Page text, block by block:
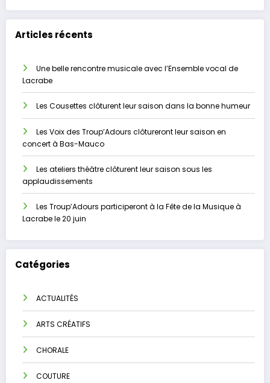
Articles récents
Une belle rencontre musicale avec l’Ensemble vocal de
Lacrabe
Les Cousettes clôturent leur saison dans la bonne humeur
Les Voix des Troup’Adours clôtureront leur saison en
concert à Bas-Mauco
Les ateliers théâtre clôturent leur saison sous les
applaudissements
Les Troup’Adours participeront à la Fête de la Musique à
Lacrabe le 20 juin
Catégories
ACTUALITÉS
ARTS CRÉATIFS
CHORALE
COUTURE